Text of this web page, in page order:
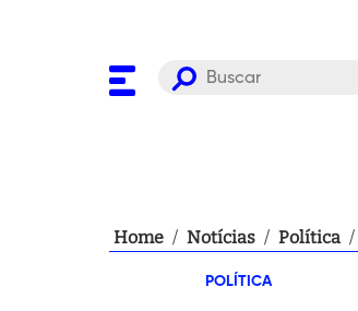
Home / Notícias / Política /
POLÍTICA